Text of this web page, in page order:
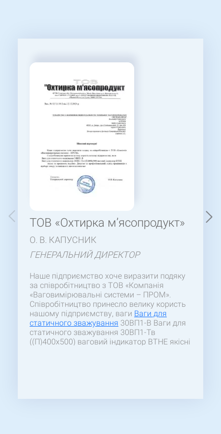
ТОВ «Охтирка м’ясопродукт»
О. В. КАПУСНИК
ГЕНЕРАЛЬНИЙ ДИРЕКТОР
Наше підприємство хоче виразити подяку
за співробітництво з ТОВ «Компанія
«Ваговимірювальні системи – ПРОМ».
Співробітництво принесло велику користь
нашому підприємству, ваги Ваги для
статичного зважування 30ВП1-В Ваги для
статичного зважування 30ВП1-Тв
((П)400х500) ваговий індикатор ВТНЕ якісні